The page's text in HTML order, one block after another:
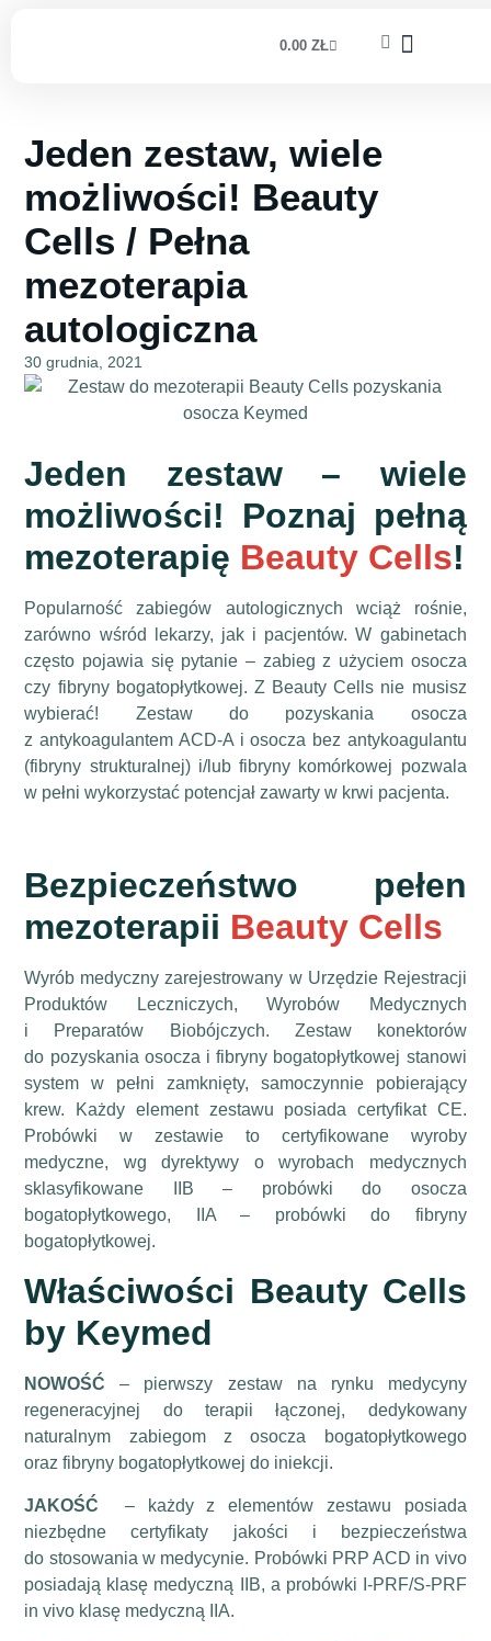
0.00 ZŁ
Jeden zestaw, wiele
możliwości! Beauty
Cells / Pełna
mezoterapia
autologiczna
30 grudnia, 2021
Jeden zestaw – wiele
możliwości! Poznaj pełną
mezoterapię Beauty Cells!
Popularność zabiegów autologicznych wciąż rośnie,
zarówno wśród lekarzy, jak i pacjentów. W gabinetach
często pojawia się pytanie – zabieg z użyciem osocza
czy fibryny bogatopłytkowej. Z Beauty Cells nie musisz
wybierać! Zestaw do pozyskania osocza
z antykoagulantem ACD-A i osocza bez antykoagulantu
(fibryny strukturalnej) i/lub fibryny komórkowej pozwala
w pełni wykorzystać potencjał zawarty w krwi pacjenta.
Bezpieczeństwo pełen
mezoterapii Beauty Cells
Wyrób medyczny zarejestrowany w Urzędzie Rejestracji
Produktów Leczniczych, Wyrobów Medycznych
i Preparatów Biobójczych. Zestaw konektorów
do pozyskania osocza i fibryny bogatopłytkowej stanowi
system w pełni zamknięty, samoczynnie pobierający
krew. Każdy element zestawu posiada certyfikat CE.
Probówki w zestawie to certyfikowane wyroby
medyczne, wg dyrektywy o wyrobach medycznych
sklasyfikowane IIB – probówki do osocza
bogatopłytkowego, IIA – probówki do fibryny
bogatopłytkowej.
Właściwości Beauty Cells
by Keymed
NOWOŚĆ– pierwszy zestaw na rynku medycyny
regeneracyjnej do terapii łączonej, dedykowany
naturalnym zabiegom z osocza bogatopłytkowego
oraz fibryny bogatopłytkowej do iniekcji.
JAKOŚĆ
– każdy z elementów zestawu posiada
niezbędne certyfikaty jakości i bezpieczeństwa
do stosowania w medycynie. Probówki PRP ACD in vivo
posiadają klasę medyczną IIB, a probówki I-PRF/S-PRF
in vivo klasę medyczną IIA.